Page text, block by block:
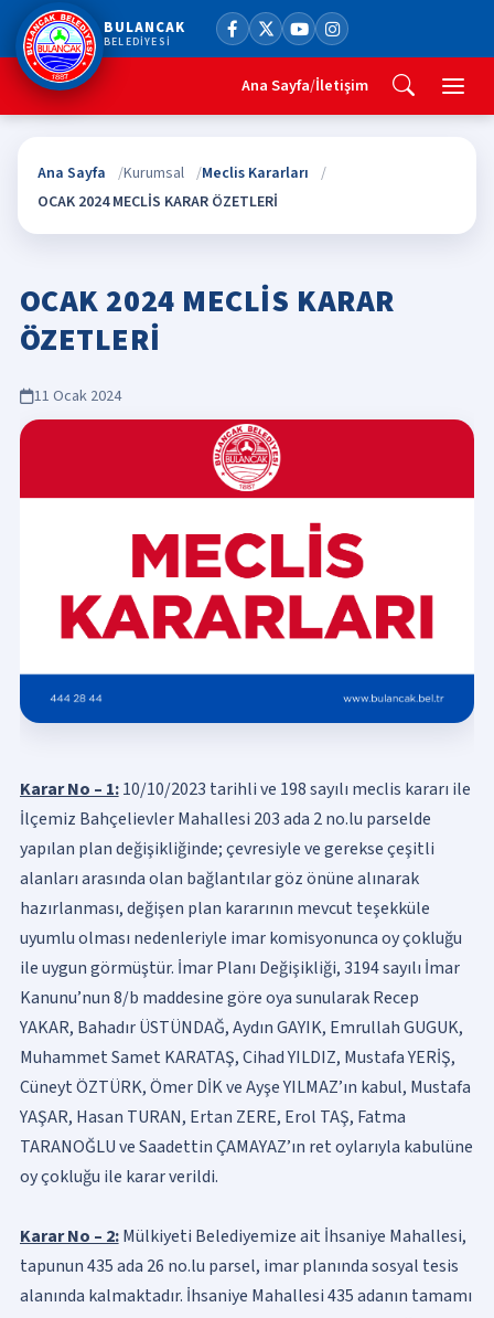
BULANCAK
BELEDİYESİ
Ana Sayfa/İletişim
Ana Sayfa Kurumsal
Meclis Kararları
OCAK 2024 MECLİS KARAR ÖZETLERİ
OCAK 2024 MECLİS KARAR
ÖZETLERİ
11 Ocak 2024
Karar No – 1:10/10/2023 tarihli ve 198 sayılı meclis kararı ile
İlçemiz Bahçelievler Mahallesi 203 ada 2 no.lu parselde
yapılan plan değişikliğinde; çevresiyle ve gerekse çeşitli
alanları arasında olan bağlantılar göz önüne alınarak
hazırlanması, değişen plan kararının mevcut teşekküle
uyumlu olması nedenleriyle imar komisyonunca oy çokluğu
ile uygun görmüştür. İmar Planı Değişikliği, 3194 sayılı İmar
Kanunu’nun 8/b maddesine göre oya sunularak Recep
YAKAR, Bahadır ÜSTÜNDAĞ, Aydın GAYIK, Emrullah GUGUK,
Muhammet Samet KARATAŞ, Cihad YILDIZ, Mustafa YERİŞ,
Cüneyt ÖZTÜRK, Ömer DİK ve Ayşe YILMAZ’ın kabul, Mustafa
YAŞAR, Hasan TURAN, Ertan ZERE, Erol TAŞ, Fatma
TARANOĞLU ve Saadettin ÇAMAYAZ’ın ret oylarıyla kabulüne
oy çokluğu ile karar verildi.
Karar No – 2:Mülkiyeti Belediyemize ait İhsaniye Mahallesi,
tapunun 435 ada 26 no.lu parsel, imar planında sosyal tesis
alanında kalmaktadır. İhsaniye Mahallesi 435 adanın tamamı